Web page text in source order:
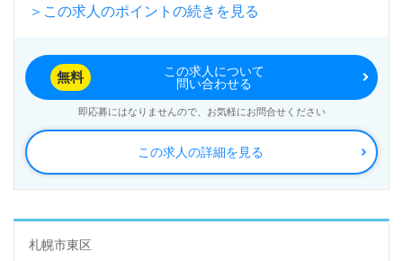
り、穏やかな職場環境が魅力です。介護職としての経
験がない方でも、丁寧な研修プログラムが用意されて
いるため、専門知識を身につけながら成長できるチャ
ンスがあります。また、看護助手や介護職の経験があ
る方も歓迎されており、幅広い応募者に対して柔軟な
採用を行っています。
＞この求人のポイントの続きを見る
この求人の詳細を見る
無料
この求人について
問い合わせる
即応募にはなりませんので、お気軽にお問合せください
札幌市東区